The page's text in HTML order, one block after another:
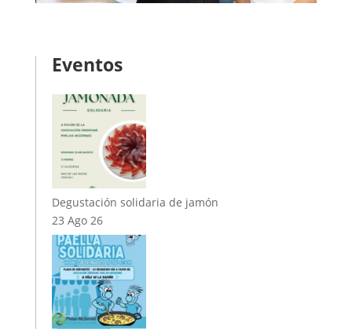
Eventos
Degustación solidaria de jamón
23 Ago 26